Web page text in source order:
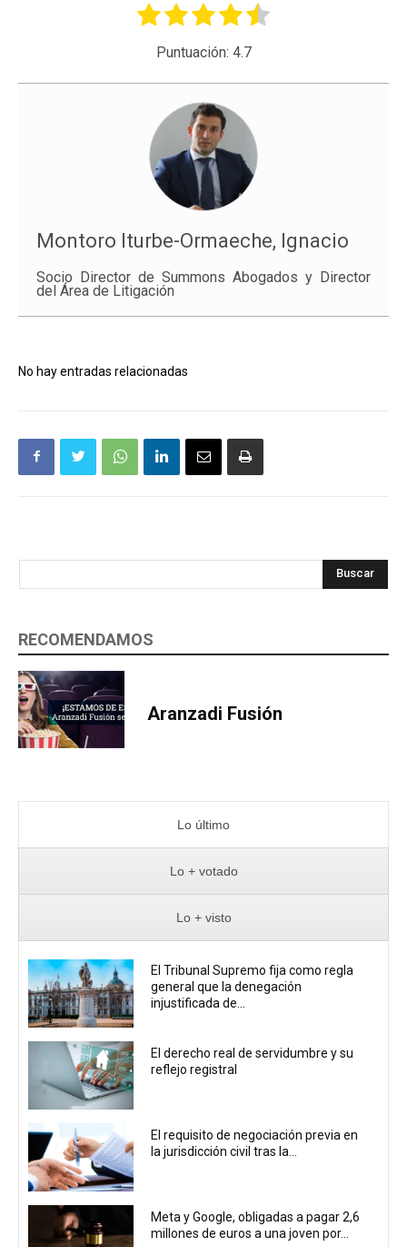
Puntuación: 4.7
Montoro Iturbe-Ormaeche, Ignacio
Socio Director de Summons Abogados y Director
del Área de Litigación
No hay entradas relacionadas
Buscar
RECOMENDAMOS
Aranzadi Fusión
Lo último
Lo + votado
Lo + visto
El Tribunal Supremo fija como regla
general que la denegación
injustificada de...
El derecho real de servidumbre y su
reflejo registral
El requisito de negociación previa en
la jurisdicción civil tras la...
Meta y Google, obligadas a pagar 2,6
millones de euros a una joven por...